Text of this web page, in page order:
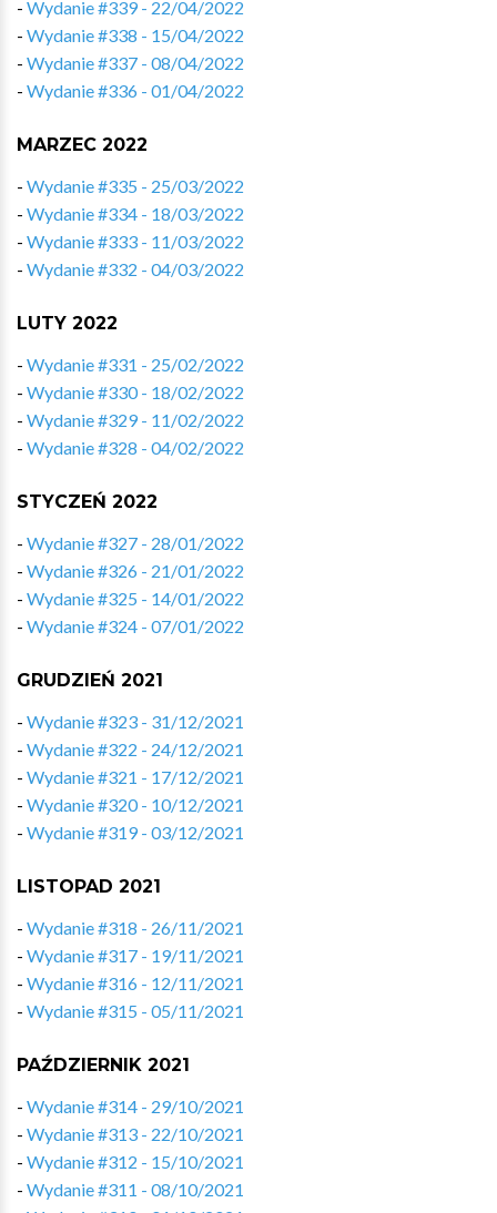
- Wydanie #339 - 22/04/2022
- Wydanie #338 - 15/04/2022
- Wydanie #337 - 08/04/2022
- Wydanie #336 - 01/04/2022
MARZEC 2022
- Wydanie #335 - 25/03/2022
- Wydanie #334 - 18/03/2022
- Wydanie #333 - 11/03/2022
- Wydanie #332 - 04/03/2022
LUTY 2022
- Wydanie #331 - 25/02/2022
- Wydanie #330 - 18/02/2022
- Wydanie #329 - 11/02/2022
- Wydanie #328 - 04/02/2022
STYCZEŃ 2022
- Wydanie #327 - 28/01/2022
- Wydanie #326 - 21/01/2022
- Wydanie #325 - 14/01/2022
- Wydanie #324 - 07/01/2022
GRUDZIEŃ 2021
- Wydanie #323 - 31/12/2021
- Wydanie #322 - 24/12/2021
- Wydanie #321 - 17/12/2021
- Wydanie #320 - 10/12/2021
- Wydanie #319 - 03/12/2021
LISTOPAD 2021
- Wydanie #318 - 26/11/2021
- Wydanie #317 - 19/11/2021
- Wydanie #316 - 12/11/2021
- Wydanie #315 - 05/11/2021
PAŹDZIERNIK 2021
- Wydanie #314 - 29/10/2021
- Wydanie #313 - 22/10/2021
- Wydanie #312 - 15/10/2021
- Wydanie #311 - 08/10/2021